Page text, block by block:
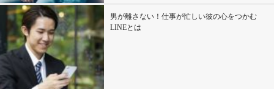
男が離さない！仕事が忙しい彼の心をつかむ
LINEとは